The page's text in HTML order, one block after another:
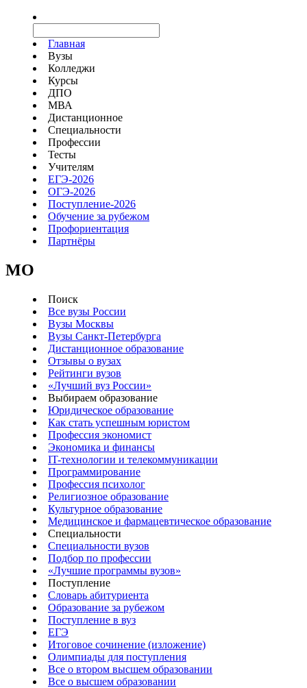
Главная
Вузы
Колледжи
Курсы
ДПО
МВА
Дистанционное
Специальности
Профессии
Тесты
Учителям
ЕГЭ-2026
ОГЭ-2026
Поступление-2026
Обучение за рубежом
Профориентация
Партнёры
MO
Поиск
Все вузы России
Вузы Москвы
Вузы Санкт-Петербурга
Дистанционное образование
Отзывы о вузах
Рейтинги вузов
«Лучший вуз России»
Выбираем образование
Юридическое образование
Как стать успешным юристом
Профессия экономист
Экономика и финансы
IT-технологии и телекоммуникации
Программирование
Профессия психолог
Религиозное образование
Культурное образование
Медицинское и фармацевтическое образование
Специальности
Специальности вузов
Подбор по профессии
«Лучшие программы вузов»
Поступление
Словарь абитуриента
Образование за рубежом
Поступление в вуз
ЕГЭ
Итоговое сочинение (изложение)
Олимпиады для поступления
Все о втором высшем образовании
Все о высшем образовании